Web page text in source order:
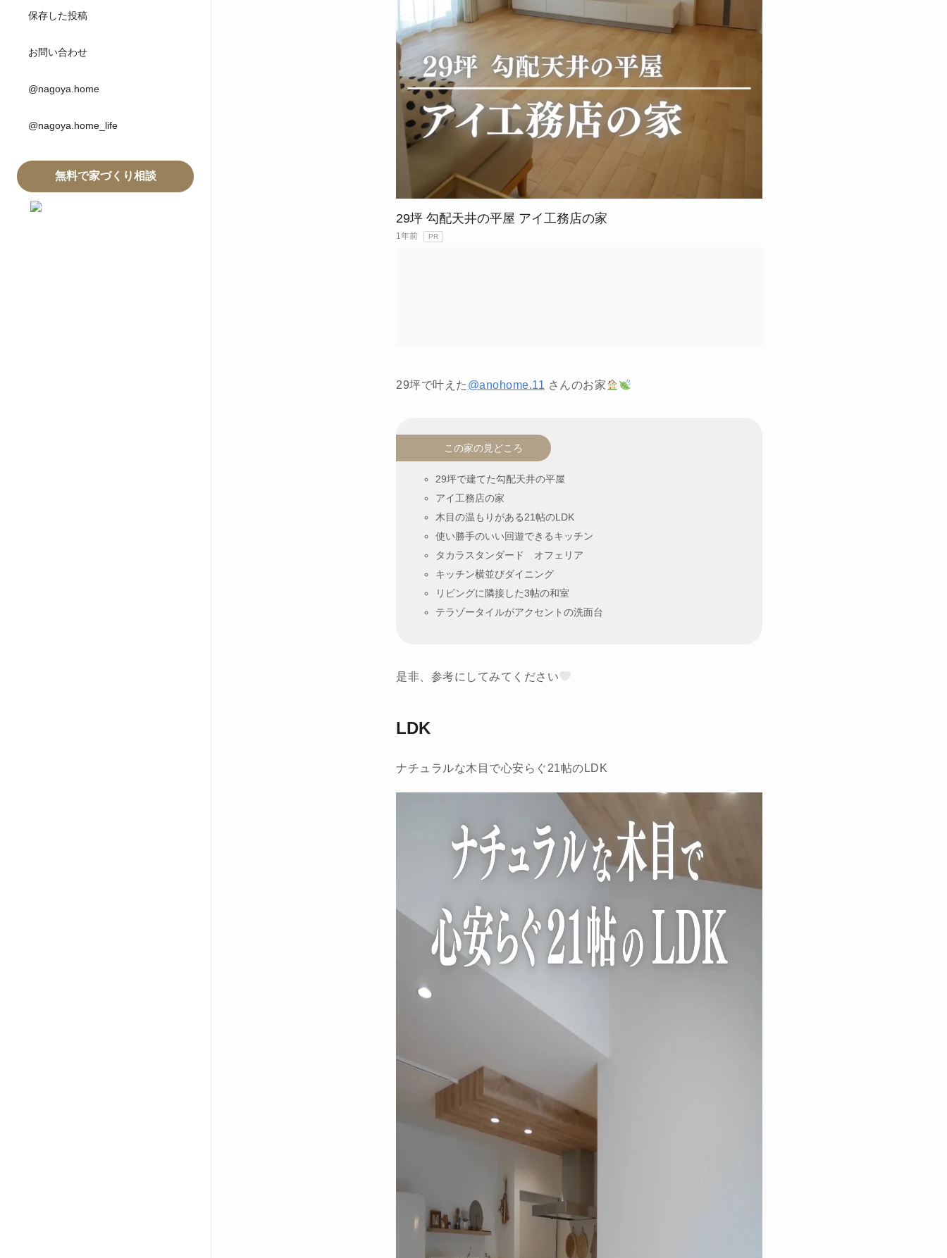
保存した投稿
お問い合わせ
@nagoya.home
@nagoya.home_life
無料で家づくり相談
29坪 勾配天井の平屋 アイ工務店の家
1年前 PR
29坪で叶えた @anohome.11 さんのお家
この家の見どころ
29坪で建てた勾配天井の平屋
アイ工務店の家
木目の温もりがある21帖のLDK
使い勝手のいい回遊できるキッチン
タカラスタンダード オフェリア
キッチン横並びダイニング
リビングに隣接した3帖の和室
テラゾータイルがアクセントの洗面台
是非、参考にしてみてください
LDK
ナチュラルな木目で心安らぐ21帖のLDK